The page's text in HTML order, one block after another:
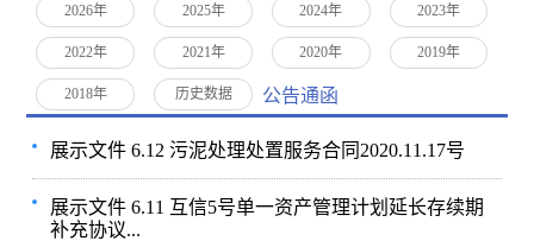
2026年 2025年 2024年 2023年
2022年 2021年 2020年 2019年
2018年 历史数据 公告通函
展示文件 6.12 污泥处理处置服务合同2020.11.17号
展示文件 6.11 互信5号单一资产管理计划延长存续期
补充协议...